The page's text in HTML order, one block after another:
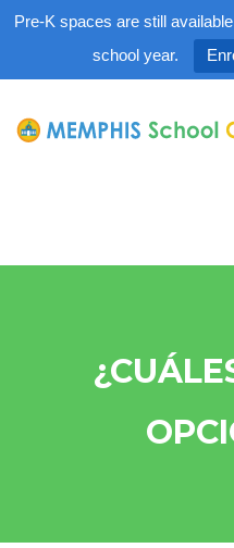
Pre-K spaces are still
school year.